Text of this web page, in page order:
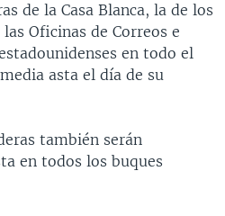
de la Casa Blanca, la de los
Oficinas de Correos e
en todo el
asta el día de su
también serán
en todos los buques